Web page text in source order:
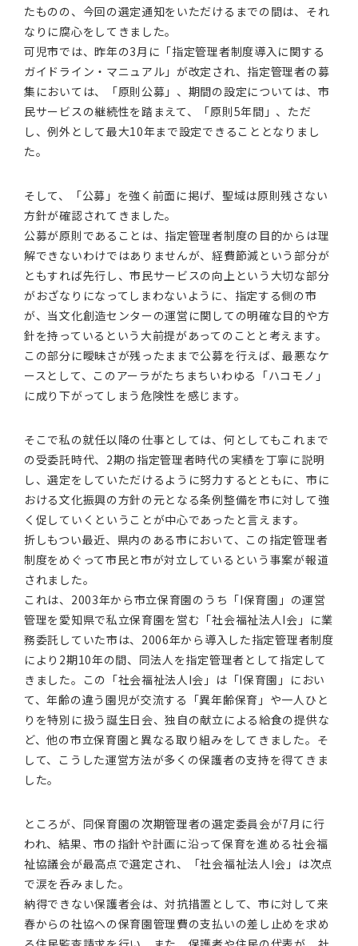
たものの、今回の選定通知をいただけるまでの間は、それ
なりに腐心をしてきました。
可児市では、昨年の3月に「指定管理者制度導入に関する
ガイドライン・マニュアル」が改定され、指定管理者の募
集においては、「原則公募」、期間の設定については、市
民サービスの継続性を踏まえて、「原則5年間」、ただ
し、例外として最大10年まで設定できることとなりまし
た。
そして、「公募」を強く前面に掲げ、聖域は原則残さない
方針が確認されてきました。
公募が原則であることは、指定管理者制度の目的からは理
解できないわけではありませんが、経費節減という部分が
ともすれば先行し、市民サービスの向上という大切な部分
がおざなりになってしまわないように、指定する側の市
が、当文化創造センターの運営に関しての明確な目的や方
針を持っているという大前提があってのことと考えます。
この部分に曖昧さが残ったままで公募を行えば、最悪なケ
ースとして、このアーラがたちまちいわゆる「ハコモノ」
に成り下がってしまう危険性を感じます。
そこで私の就任以降の仕事としては、何としてもこれまで
の受委託時代、2期の指定管理者時代の実績を丁寧に説明
し、選定をしていただけるように努力するとともに、市に
おける文化振興の方針の元となる条例整備を市に対して強
く促していくということが中心であったと言えます。
折しもつい最近、県内のある市において、この指定管理者
制度をめぐって市民と市が対立しているという事案が報道
されました。
これは、2003年から市立保育園のうち「I保育園」の運営
管理を愛知県で私立保育園を営む「社会福祉法人I会」に業
務委託していた市は、2006年から導入した指定管理者制度
により2期10年の間、同法人を指定管理者として指定して
きました。この「社会福祉法人I会」は「I保育園」におい
て、年齢の違う園児が交流する「異年齢保育」や一人ひと
りを特別に扱う誕生日会、独自の献立による給食の提供な
ど、他の市立保育園と異なる取り組みをしてきました。そ
して、こうした運営方法が多くの保護者の支持を得てきま
した。
ところが、同保育園の次期管理者の選定委員会が7月に行
われ、結果、市の指針や計画に沿って保育を進める社会福
祉協議会が最高点で選定され、「社会福祉法人I会」は次点
で涙を呑みました。
納得できない保護者会は、対抗措置として、市に対して来
春からの社協への保育園管理費の支払いの差し止めを求め